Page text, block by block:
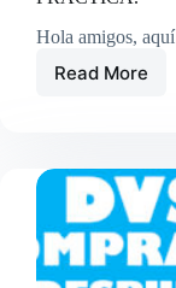
Hola amigos,
Read More
AMBE
3000
Y
QUE